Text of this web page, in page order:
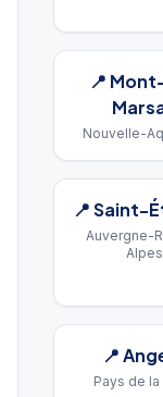
📍
Nouvelle-
📍Saint-
Auvergne-
Alpes
📍
Pays de la